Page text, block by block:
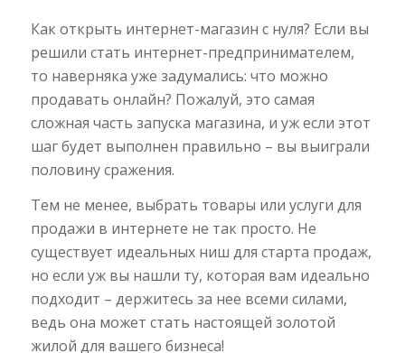
Как открыть интернет-магазин с нуля? Если вы
решили стать интернет-предпринимателем,
то наверняка уже задумались: что можно
продавать онлайн? Пожалуй, это самая
сложная часть запуска магазина, и уж если этот
шаг будет выполнен правильно – вы выиграли
половину сражения.
Тем не менее, выбрать товары или услуги для
продажи в интернете не так просто. Не
существует идеальных ниш для старта продаж,
но если уж вы нашли ту, которая вам идеально
подходит – держитесь за нее всеми силами,
ведь она может стать настоящей золотой
жилой для вашего бизнеса!